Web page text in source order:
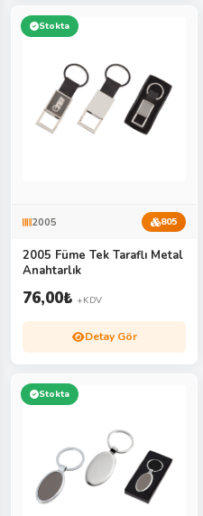
Stokta
2005 805
2005 Füme Tek Taraflı Metal
Anahtarlık
76,00₺ +KDV
Detay Gör
Stokta